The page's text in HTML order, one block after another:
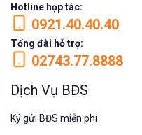
Hotline hợp tác:
0921.40.40.40
Tổng đài hỗ trợ:
02743.77.8888
Dịch Vụ BĐS
Ký gửi BĐS miễn phí